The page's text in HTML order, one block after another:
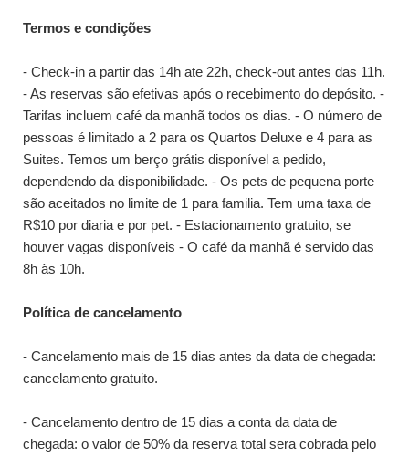
Termos e condições
- Check-in a partir das 14h ate 22h, check-out antes das 11h.
- As reservas são efetivas após o recebimento do depósito. -
Tarifas incluem café da manhã todos os dias. - O número de
pessoas é limitado a 2 para os Quartos Deluxe e 4 para as
Suites. Temos um berço grátis disponível a pedido,
dependendo da disponibilidade. - Os pets de pequena porte
são aceitados no limite de 1 para familia. Tem uma taxa de
R$10 por diaria e por pet. - Estacionamento gratuito, se
houver vagas disponíveis - O café da manhã é servido das
8h às 10h.
Política de cancelamento
- Cancelamento mais de 15 dias antes da data de chegada:
cancelamento gratuito.
- Cancelamento dentro de 15 dias a conta da data de
chegada: o valor de 50% da reserva total sera cobrada pelo